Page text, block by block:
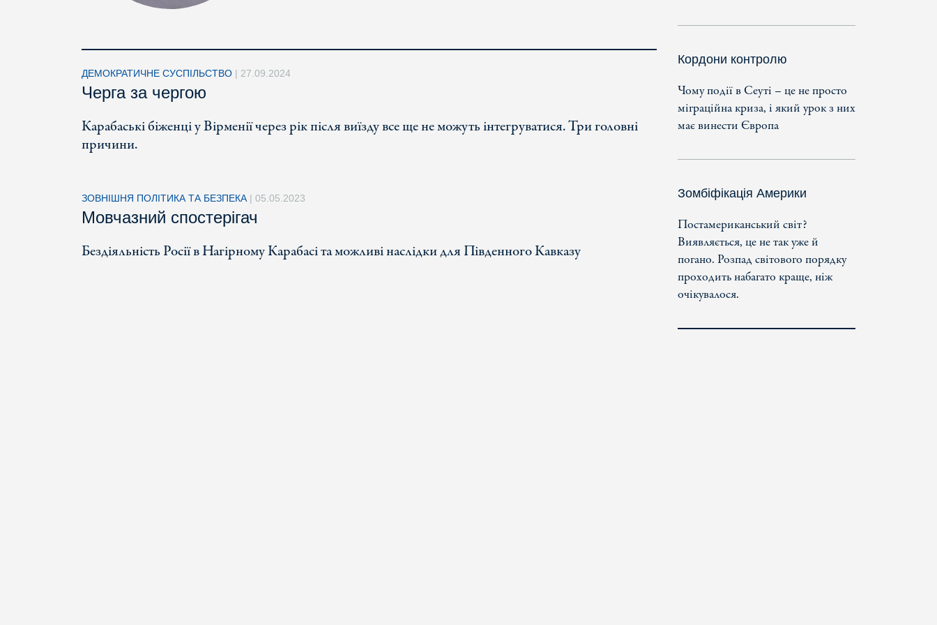
ДЕМОКРАТИЧНЕ СУСПІЛЬСТВО | 27.09.2024
Черга за чергою
Карабаські біженці у Вірменії через рік після виїзду все ще не можуть інтегруватися. Три головні
причини.
ЗОВНІШНЯ ПОЛІТИКА ТА БЕЗПЕКА | 05.05.2023
Мовчазний спостерігач
Бездіяльність Росії в Нагірному Карабасі та можливі наслідки для Південного Кавказу
Кордони контролю
Чому події в Сеуті – це не просто
міграційна криза, і який урок з них
має винести Європа
Зомбіфікація Америки
Постамериканський світ?
Виявляється, це не так уже й
погано. Розпад світового порядку
проходить набагато краще, ніж
очікувалося.